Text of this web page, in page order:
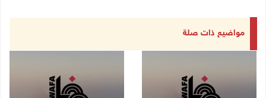
مواضيع ذات صلة